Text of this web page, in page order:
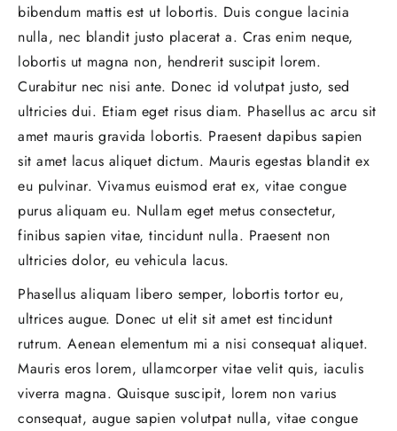
bibendum mattis est ut lobortis. Duis congue lacinia
nulla, nec blandit justo placerat a. Cras enim neque,
lobortis ut magna non, hendrerit suscipit lorem.
Curabitur nec nisi ante. Donec id volutpat justo, sed
ultricies dui. Etiam eget risus diam. Phasellus ac arcu sit
amet mauris gravida lobortis. Praesent dapibus sapien
sit amet lacus aliquet dictum. Mauris egestas blandit ex
eu pulvinar. Vivamus euismod erat ex, vitae congue
purus aliquam eu. Nullam eget metus consectetur,
finibus sapien vitae, tincidunt nulla. Praesent non
ultricies dolor, eu vehicula lacus.
Phasellus aliquam libero semper, lobortis tortor eu,
ultrices augue. Donec ut elit sit amet est tincidunt
rutrum. Aenean elementum mi a nisi consequat aliquet.
Mauris eros lorem, ullamcorper vitae velit quis, iaculis
viverra magna. Quisque suscipit, lorem non varius
consequat, augue sapien volutpat nulla, vitae congue